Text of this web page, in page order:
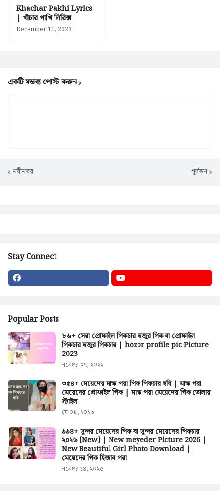
Khachar Pakhi Lyrics
| খাঁচার পাখি লিরিক্স
December 11, 2023
একটি মন্তব্য পোস্ট করুন
নবীনতর পূর্বতন
Stay Connect
Popular Posts
৮৬+ সেরা প্রোফাইল পিকচার হুজুর পিক বা প্রোফাইল
পিকচার হুজুর পিকচার | hozor profile pic Picture
2023
নভেম্বর ০৭, ২০২২
৩৫৪+ মেয়েদের মাস্ক পরা পিক পিকচার ছবি | মাস্ক পরা
মেয়েদের প্রোফাইল পিক | মাস্ক পরা মেয়েদের পিক তোলার
স্টাইল
মে ০৮, ২০২৩
৯৯৪+ সুন্দর মেয়েদের পিক বা সুন্দর মেয়েদের পিকচার
২০২৬ [New] | New meyeder Picture 2026 |
New Beautiful Girl Photo Download |
মেয়েদের পিক হিজাব পরা
নভেম্বর ১৪, ২০২৫